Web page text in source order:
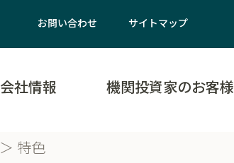
お問い合わせ サイトマップ
会社情報 機関投資家のお客様
特色